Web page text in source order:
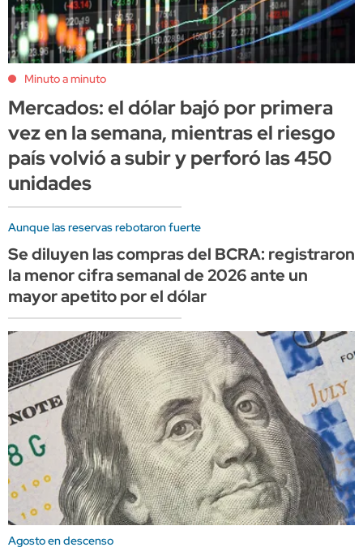
Minuto a minuto
Mercados: el dólar bajó por primera
vez en la semana, mientras el riesgo
país volvió a subir y perforó las 450
unidades
Aunque las reservas rebotaron fuerte
Se diluyen las compras del BCRA: registraron
la menor cifra semanal de 2026 ante un
mayor apetito por el dólar
Agosto en descenso